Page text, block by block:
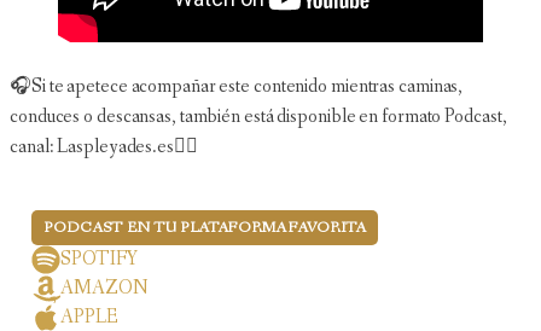
🎧Si te apetece acompañar este contenido mientras caminas,
conduces o descansas, también está disponible en formato Podcast,
canal: Laspleyades.es👇🏻
PODCAST EN TU PLATAFORMA FAVORITA
SPOTIFY
AMAZON
APPLE